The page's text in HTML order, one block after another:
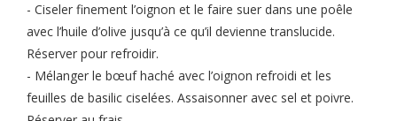
- Ciseler finement l’oignon et le faire suer dans une poêle
avec l’huile d’olive jusqu’à ce qu’il devienne translucide.
Réserver pour refroidir.
- Mélanger le bœuf haché avec l’oignon refroidi et les
feuilles de basilic ciselées. Assaisonner avec sel et poivre.